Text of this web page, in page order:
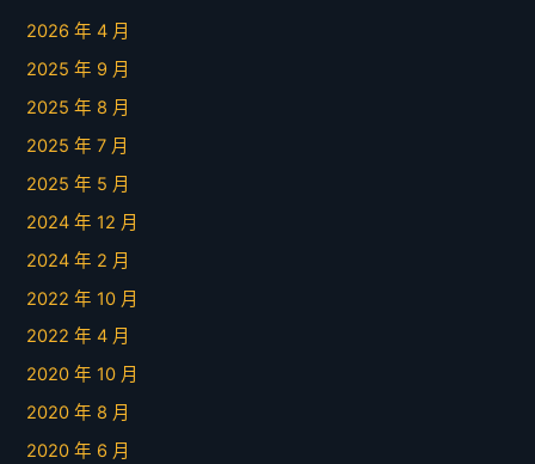
2026 年 4 月
2025 年 9 月
2025 年 8 月
2025 年 7 月
2025 年 5 月
2024 年 12 月
2024 年 2 月
2022 年 10 月
2022 年 4 月
2020 年 10 月
2020 年 8 月
2020 年 6 月